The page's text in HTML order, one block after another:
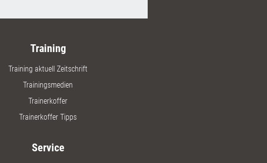
Training
Training aktuell Zeitschrift
Trainingsmedien
Trainerkoffer
Trainerkoffer Tipps
Service